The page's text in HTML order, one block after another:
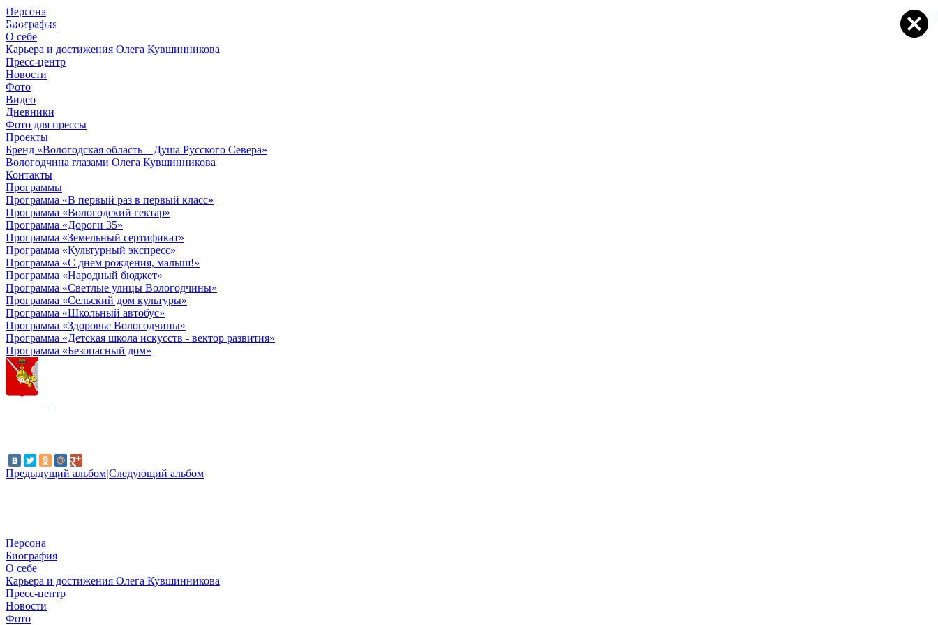
Персона
Биография
О себе
Карьера и достижения Олега Кувшинникова
Пресс-центр
Новости
Фото
Видео
Дневники
Фото для прессы
Проекты
Бренд «Вологодская область – Душа Русского Севера»
Вологодчина глазами Олега Кувшинникова
Контакты
Программы
Программа «В первый раз в первый класс»
Программа «Вологодский гектар»
Программа «Дороги 35»
Программа «Земельный сертификат»
Программа «Культурный экспресс»
Программа «С днем рождения, малыш!»
Программа «Народный бюджет»
Программа «Светлые улицы Вологодчины»
Программа «Сельский дом культуры»
Программа «Школьный автобус»
Программа «Здоровье Вологодчины»
Программа «Детская школа искусств - вектор развития»
Программа «Безопасный дом»
Предыдущий альбом|Следующий альбом
© 2012 - 2023,
КУВШИННИКОВ О.А.
Персона
Биография
О себе
Карьера и достижения Олега Кувшинникова
Пресс-центр
Новости
Фото